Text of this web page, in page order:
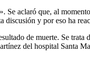
aclaró que, al
y por eso ha
de muerte. Se
del hospital Santa